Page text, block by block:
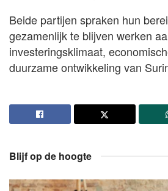
Beide partijen spraken hun
gezamenlijk te blijven werken
investeringsklimaat,
duurzame ontwikkeling van
Blijf op de hoogte